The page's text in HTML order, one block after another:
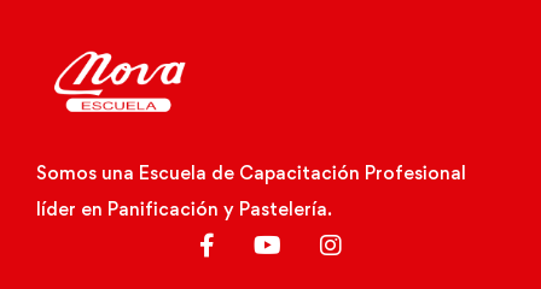
Somos una Escuela de Capacitación Profesional
líder en Panificación y Pastelería.